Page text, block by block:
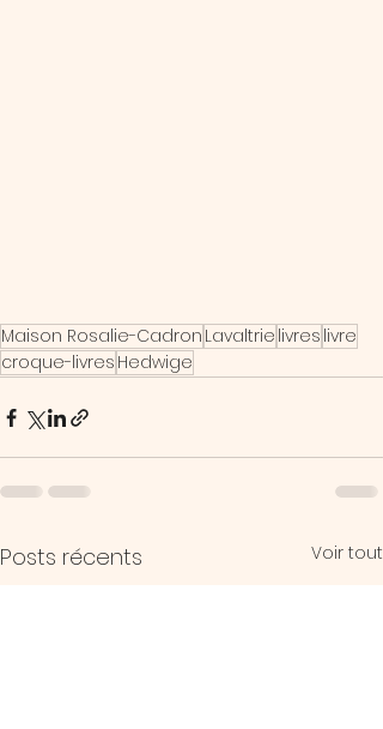
Maison Rosalie-Cadron Lavaltrie livres livre
croque-livres Hedwige
Posts récents Voir tout